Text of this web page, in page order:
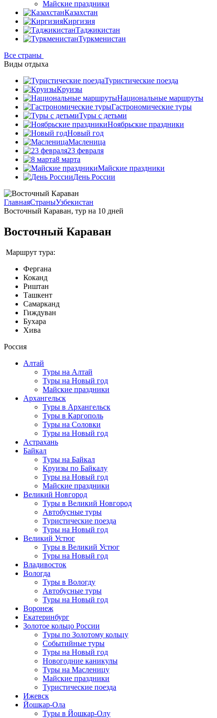
Майские праздники
Казахстан
Киргизия
Таджикистан
Туркменистан
Все страны
Виды отдыха
Туристические поезда
Круизы
Национальные маршруты
Гастрономические туры
Туры с детьми
Ноябрьские праздники
Новый год
Масленица
23 февраля
8 марта
Майские праздники
День России
ГлавнаяСтраныУзбекистан
Восточный Караван, тур на 10 дней
Восточный Караван
Маршрут тура:
Фергана
Коканд
Риштан
Ташкент
Самарканд
Гиждуван
Бухара
Хива
Россия
Алтай
Туры на Алтай
Туры на Новый год
Майские праздники
Архангельск
Туры в Архангельск
Туры в Каргополь
Туры на Соловки
Туры на Новый год
Астрахань
Байкал
Туры на Байкал
Круизы по Байкалу
Туры на Новый год
Майские праздники
Великий Новгород
Туры в Великий Новгород
Автобусные туры
Туристические поезда
Туры на Новый год
Великий Устюг
Туры в Великий Устюг
Туры на Новый год
Владивосток
Вологда
Туры в Вологду
Автобусные туры
Туры на Новый год
Воронеж
Екатеринбург
Золотое кольцо России
Туры по Золотому кольцу
Событийные туры
Туры на Новый год
Новогодние каникулы
Туры на Масленицу
Майские праздники
Туристические поезда
Ижевск
Йошкар-Ола
Туры в Йошкар-Олу